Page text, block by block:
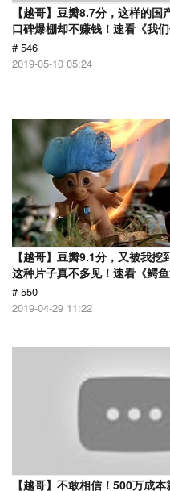
【越哥】豆瓣8.7分，这样的国
口碑爆棚却不赚钱！速看《我们
# 546
2019-05-10 05:24
【越哥】豆瓣9.1分，又被我挖
这种片子真不多见！速看《鳄鱼
# 550
2019-04-29 11:22
【越哥】不敢相信！500万成